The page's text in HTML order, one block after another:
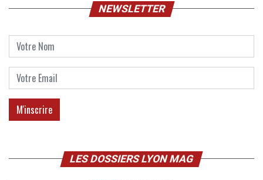
NEWSLETTER
LES DOSSIERS LYON MAG